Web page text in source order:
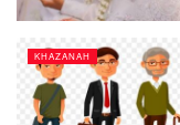
KHAZANAH